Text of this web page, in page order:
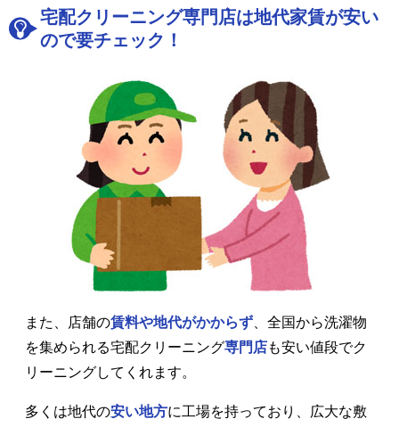
宅配クリーニング専門店は地代家賃が安い
ので要チェック！
また、店舗の賃料や地代がかからず 、全国から洗濯物
を集められる宅配クリーニング専門店も安い値段でク
リーニングしてくれます。
多くは地代の安い地方に工場を持っており、広大な敷